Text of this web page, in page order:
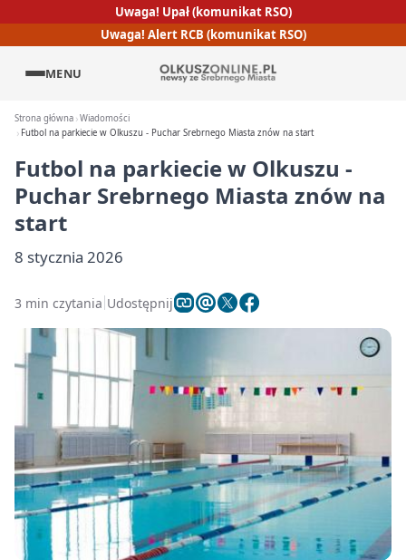
Uwaga! Upał (komunikat RSO)
Uwaga! Alert RCB (komunikat RSO)
MENU
Strona główna Wiadomości
Futbol na parkiecie w Olkuszu - Puchar Srebrnego Miasta znów na start
Futbol na parkiecie w Olkuszu -
Puchar Srebrnego Miasta znów na
start
8 stycznia 2026
3 min czytania Udostępnij